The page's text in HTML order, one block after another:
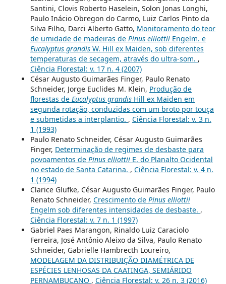
Santini, Clovis Roberto Haselein, Solon Jonas Longhi,
Paulo Inácio Obregon do Carmo, Luiz Carlos Pinto da
Silva Filho, Darci Alberto Gatto, Monitoramento do teor
de umidade de madeiras de Pinus elliottiiEngelm. e
Eucalyptus grandisW. Hill ex Maiden, sob diferentes
temperaturas de secagem, através do ultra-som. ,
Ciência Florestal: v. 17 n. 4 (2007)
César Augusto Guimarães Finger, Paulo Renato
Schneider, Jorge Euclides M. Klein, Produção de
florestas de Eucalyptus grandisHill ex Maiden em
segunda rotação, conduzidas com um broto por touça
e submetidas a interplantio. , Ciência Florestal: v. 3 n.
1 (1993)
Paulo Renato Schneider, César Augusto Guimarães
Finger, Determinação de regimes de desbaste para
povoamentos de Pinus elliottiiE. do Planalto Ocidental
no estado de Santa Catarina. , Ciência Florestal: v. 4 n.
1 (1994)
Clarice Glufke, César Augusto Guimarães Finger, Paulo
Renato Schneider, Crescimento de Pinus elliottii
Engelm sob diferentes intensidades de desbaste. ,
Ciência Florestal: v. 7 n. 1 (1997)
Gabriel Paes Marangon, Rinaldo Luiz Caraciolo
Ferreira, José Antônio Aleixo da Silva, Paulo Renato
Schneider, Gabrielle Hambrecth Loureiro,
MODELAGEM DA DISTRIBUIÇÃO DIAMÉTRICA DE
ESPÉCIES LENHOSAS DA CAATINGA, SEMIÁRIDO
PERNAMBUCANO , Ciência Florestal: v. 26 n. 3 (2016)